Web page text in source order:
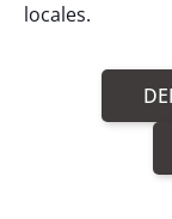
locales.